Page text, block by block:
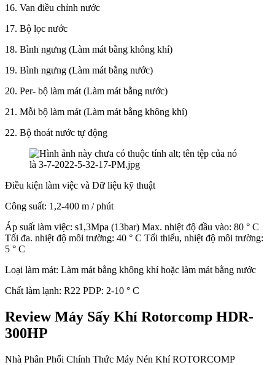
16. Van điều chỉnh nước
17. Bộ lọc nước
18. Bình ngưng (Làm mát bằng không khí)
19. Bình ngưng (Làm mát bằng nước)
20. Per- bộ làm mát (Làm mát bằng nước)
21. Mỗi bộ làm mát (Làm mát bằng không khí)
22. Bộ thoát nước tự động
Điều kiện làm việc và Dữ liệu kỹ thuật
Công suất: 1,2-400 m / phút
Áp suất làm việc: s1,3Mpa (13bar) Max. nhiệt độ đầu vào: 80 ° C
Tối đa. nhiệt độ môi trường: 40 ° C Tối thiểu, nhiệt độ môi trường:
5 ° C
Loại làm mát: Làm mát bằng không khí hoặc làm mát bằng nước
Chất làm lạnh: R22 PDP: 2-10 ° C
Review Máy Sấy Khí Rotorcomp HDR-
300HP
Nhà Phân Phối Chính Thức Máy Nén Khí ROTORCOMP